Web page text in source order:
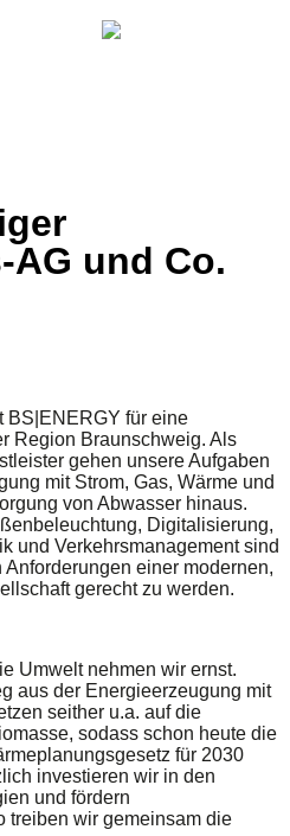
und Co.
BS|ENERGY für eine
Region Braunschweig. Als
gehen unsere Aufgaben
mit Strom, Gas, Wärme und
von Abwasser hinaus.
Digitalisierung,
und Verkehrsmanagement sind
einer modernen,
gerecht zu werden.
Umwelt nehmen wir ernst.
aus der Energieerzeugung mit
seither u.a. auf die
sodass schon heute die
für 2030
investieren wir in den
und fördern
treiben wir gemeinsam die